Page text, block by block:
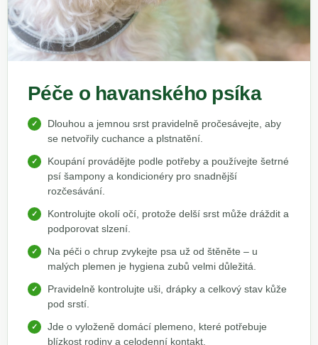
Péče o havanského psíka
Dlouhou a jemnou srst pravidelně pročesávejte, aby
se netvořily cuchance a plstnatění.
Koupání provádějte podle potřeby a používejte šetrné
psí šampony a kondicionéry pro snadnější
rozčesávání.
Kontrolujte okolí očí, protože delší srst může dráždit a
podporovat slzení.
Na péči o chrup zvykejte psa už od štěněte – u
malých plemen je hygiena zubů velmi důležitá.
Pravidelně kontrolujte uši, drápky a celkový stav kůže
pod srstí.
Jde o vyloženě domácí plemeno, které potřebuje
blízkost rodiny a celodenní kontakt.